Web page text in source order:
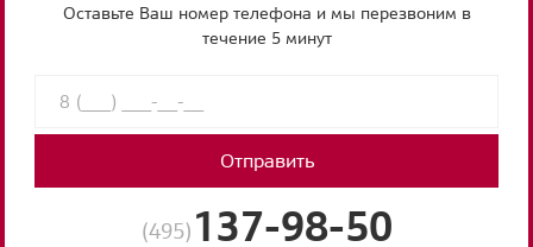
Оставьте Ваш номер телефона и мы перезвоним в
течение 5 минут
Отправить
(495) 137-98-50